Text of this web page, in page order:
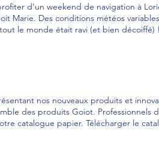
d’un weekend de navigation à
Marie. Des conditions météos
nos nouveaux produits et
des produits Goiot. Professionnels
catalogue papier. Télécharger le